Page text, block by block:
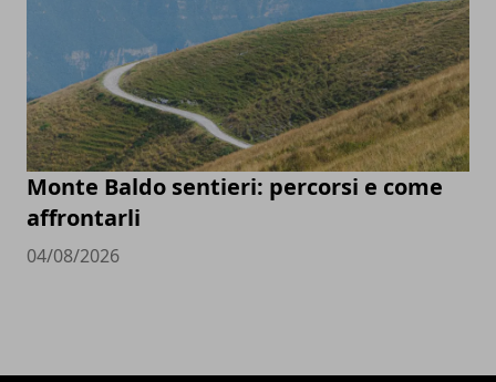
Monte Baldo sentieri: percorsi e come
affrontarli
04/08/2026